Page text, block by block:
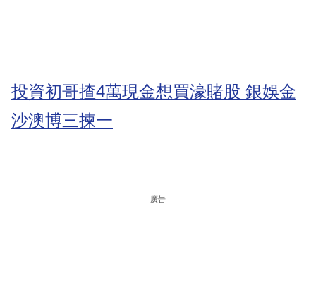
投資初哥揸4萬現金想買濠賭股 銀娛金
沙澳博三揀一
廣告